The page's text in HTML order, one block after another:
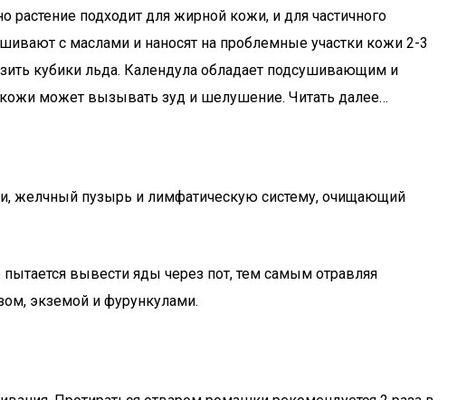
подходит для жирной кожи, и для частичного
с маслами и наносят на проблемные участки кожи 2-3
кубики льда. Календула обладает подсушивающим и
кожи может вызывать зуд и шелушение. Читать далее…
желчный пузырь и лимфатическую систему, очищающий
вывести яды через пот, тем самым отравляя
экземой и фурункулами.